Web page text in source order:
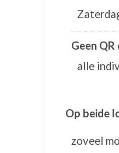
Geen QR
alle
Op beide
zoveel